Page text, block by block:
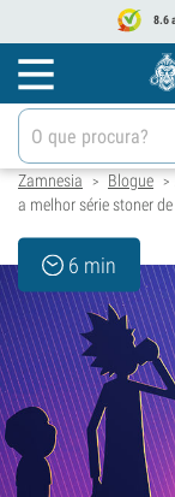
8.6
Zamnesia > Blogue >
a melhor série stoner
6 min